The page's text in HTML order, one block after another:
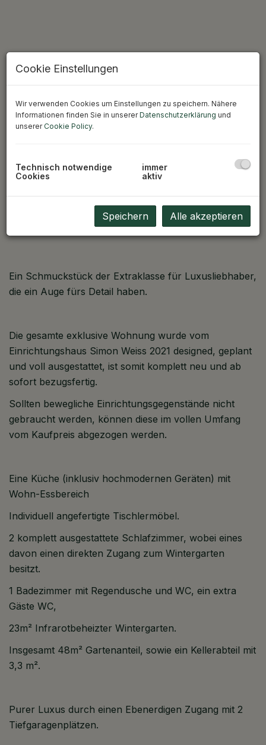
Erfolgreich verkauft: Exklusive
Designerwohnung
5760 Saalfelden am Steinernen Meer
Beschreibung
Angeboten wird eine 92m² luxuriös designte
Gesamtnutzfläche!
Ein Schmuckstück der Extraklasse für Luxusliebhaber,
die ein Auge fürs Detail haben.
Die gesamte exklusive Wohnung wurde vom
Einrichtungshaus Simon Weiss 2021 designed, geplant
und voll ausgestattet, ist somit komplett neu und ab
sofort bezugsfertig.
Sollten bewegliche Einrichtungsgegenstände nicht
gebraucht werden, können diese im vollen Umfang
vom Kaufpreis abgezogen werden.
Eine Küche (inklusiv hochmodernen Geräten) mit
Wohn-Essbereich
Individuell angefertigte Tischlermöbel.
2 komplett ausgestattete Schlafzimmer, wobei eines
davon einen direkten Zugang zum Wintergarten
besitzt.
1 Badezimmer mit Regendusche und WC, ein extra
Gäste WC,
23m² Infrarotbeheizter Wintergarten.
Insgesamt 48m² Gartenanteil, sowie ein Kellerabteil mit
3,3 m².
Purer Luxus durch einen Ebenerdigen Zugang mit 2
Tiefgaragenplätzen.
Cookie Einstellungen
Wir verwenden Cookies um Einstellungen zu speichern. Nähere
Informationen finden Sie in unsererDatenschutzerklärung und
unserer Cookie Policy.
Technisch notwendige
Cookies
immer
aktiv
Speichern Alle akzeptieren